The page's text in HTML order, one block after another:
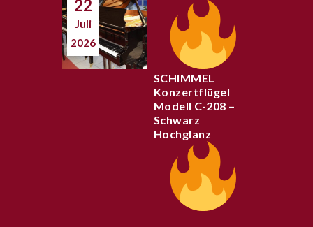
22
Juli
2026
SCHIMMEL
Konzertflügel
Modell C-208 –
Schwarz
Hochglanz